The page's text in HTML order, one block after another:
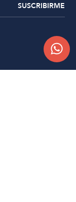
SUSCRIBIRME